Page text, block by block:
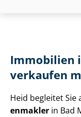
Immobilien
verkaufen
Heid begleitet Sie
en­mak­ler in Bad